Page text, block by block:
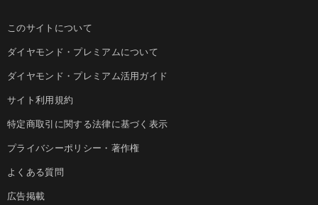
このサイトについて
ダイヤモンド・プレミアムについて
ダイヤモンド・プレミアム活用ガイド
サイト利用規約
特定商取引に関する法律に基づく表示
プライバシーポリシー・著作権
よくある質問
広告掲載